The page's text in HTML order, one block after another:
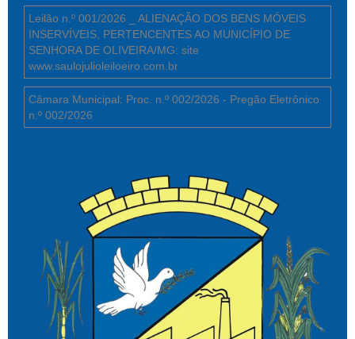
Leilão n.º 001/2026 _ ALIENAÇÃO DOS BENS MÓVEIS
INSERVÍVEIS, PERTENCENTES AO MUNICÍPIO DE
SENHORA DE OLIVEIRA/MG: site
www.saulojulioleiloeiro.com.br
Câmara Municipal: Proc. n.º 002/2026 - Pregão Eletrônico
n.º 002/2026